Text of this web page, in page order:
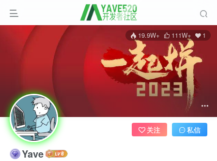
19.9W+ 111W+ 1
Yave
关注 私信